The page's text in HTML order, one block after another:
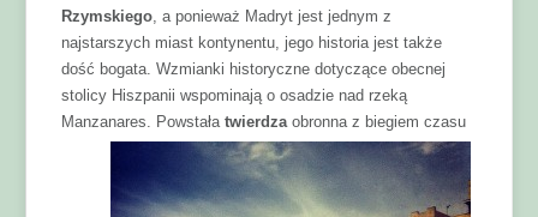
Rzymskiego , a ponieważ Madryt jest jednym z
najstarszych miast kontynentu, jego historia jest także
dość bogata. Wzmianki historyczne dotyczące obecnej
stolicy Hiszpanii wspominają o osadzie nad rzeką
Manzanares.
Powstałatwierdza obronna z biegiem czasu